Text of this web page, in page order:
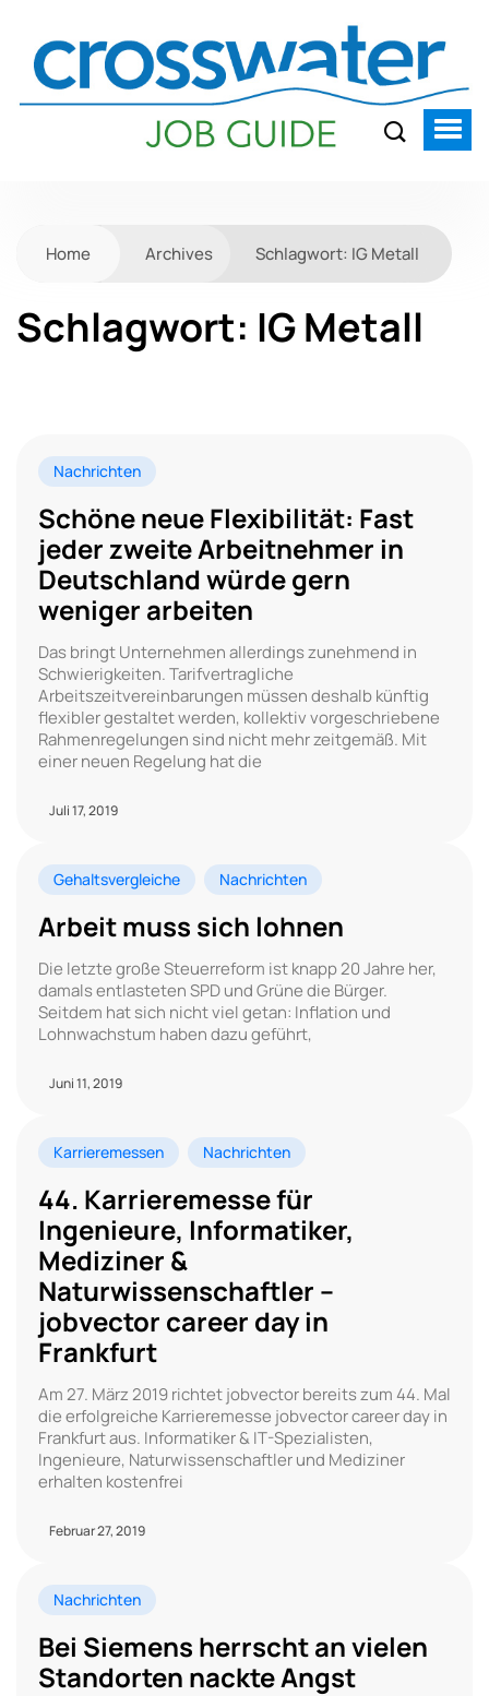
Home Archives Schlagwort: IG Metall
Schlagwort: IG Metall
Nachrichten
Schöne neue Flexibilität: Fast
jeder zweite Arbeitnehmer in
Deutschland würde gern
weniger arbeiten
Das bringt Unternehmen allerdings zunehmend in
Schwierigkeiten. Tarifvertragliche
Arbeitszeitvereinbarungen müssen deshalb künftig
flexibler gestaltet werden, kollektiv vorgeschriebene
Rahmenregelungen sind nicht mehr zeitgemäß. Mit
einer neuen Regelung hat die
Juli 17, 2019
Gehaltsvergleiche Nachrichten
Arbeit muss sich lohnen
Die letzte große Steuerreform ist knapp 20 Jahre her,
damals entlasteten SPD und Grüne die Bürger.
Seitdem hat sich nicht viel getan: Inflation und
Lohnwachstum haben dazu geführt,
Juni 11, 2019
Karrieremessen Nachrichten
44. Karrieremesse für
Ingenieure, Informatiker,
Mediziner &
Naturwissenschaftler –
jobvector career day in
Frankfurt
Am 27. März 2019 richtet jobvector bereits zum 44. Mal
die erfolgreiche Karrieremesse jobvector career day in
Frankfurt aus. Informatiker & IT-Spezialisten,
Ingenieure, Naturwissenschaftler und Mediziner
erhalten kostenfrei
Februar 27, 2019
Nachrichten
Bei Siemens herrscht an vielen
Standorten nackte Angst